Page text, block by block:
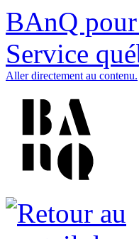
BAnQ
Service
Aller directement au contenu.